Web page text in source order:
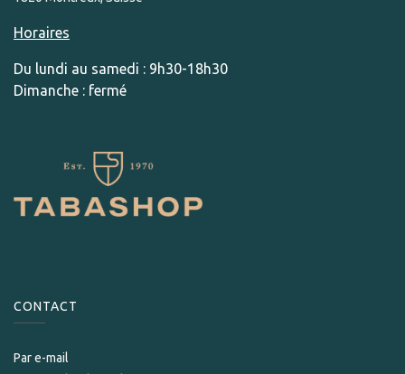
Horaires
Du lundi au samedi : 9h30-18h30
Dimanche : fermé
CONTACT
Par e-mail